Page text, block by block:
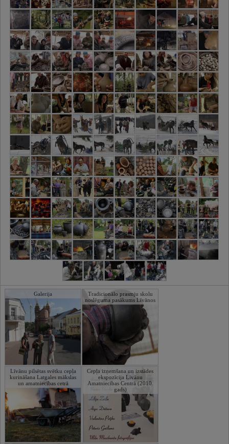
Galerija
Tradicionālo prasmju skolu
noslēguma pasākums Līvānos
Līvānu pilsētas svētku cepļa
kurināšana Latgales mākslas
un amatniecības cetrā
Cepļa izņemšana un izstādes
ekspozīcija Līvānu
Amatniecības Centrā (2010.
gads)